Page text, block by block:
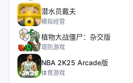
潜水员戴夫
模拟经营
植物大战僵尸：杂交版
塔防游戏
NBA 2K25 Arcade版
体育游戏